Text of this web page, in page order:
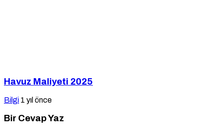
Havuz Maliyeti 2025
Bilgi 1 yıl önce
Bir Cevap Yaz